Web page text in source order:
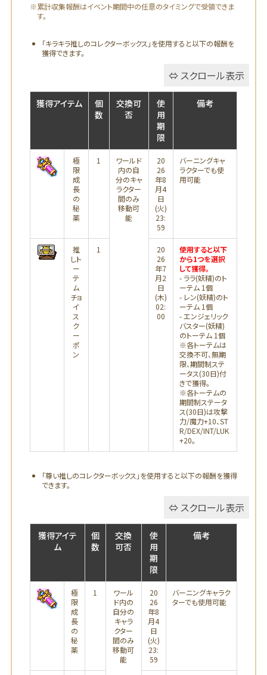
※累計収集報酬はイベント期間中の任意のタイミングで受領できま
す。
「キラキラ推しのコレクターボックス」を使用すると以下の報酬を
獲得できます。
獲得アイテム
個
数
交換可
否
使
用
期
限
備考
極
限
成
長
の
秘
薬
1
ワールド
内の自
分のキャ
ラクター
間のみ
移動可
能
20
26
年8
月4
日
(火)
23:
59
バーニングキャ
ラクターでも使
用可能
推
しト
ー
テ
ム
チョ
イ
ス
ク
ー
ポ
ン
1
20
26
年7
月2
日
(木)
02:
00
使用すると以下
から1つを選択
して獲得。
- ララ(妖精)のト
ーテム 1個
- レン(妖精)のト
ーテム 1個
- エンジェリック
バスター(妖精)
のトーテム 1個
※各トーテムは
交換不可、無期
限、期間制ステ
ータス(30日)付
きで獲得。
※各トーテムの
期間制ステータ
ス(30日)は攻撃
力/魔力+10、ST
R/DEX/INT/LUK
+20。
「尊い推しのコレクターボックス」を使用すると以下の報酬を獲得
できます。
獲得アイテ
ム
個
数
交換
可否
使
用
期
限
備考
極
限
成
長
の
秘
薬
1
ワール
ド内の
自分の
キャラ
クター
間のみ
移動可
能
20
26
年8
月4
日
(火)
23:
59
バーニングキャラク
ターでも使用可能